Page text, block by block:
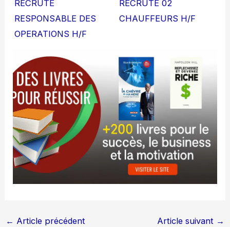
RECRUTE
RESPONSABLE DES
OPERATIONS H/F
RECRUTE 02
CHAUFFEURS H/F
← Article précédent Article suivant →